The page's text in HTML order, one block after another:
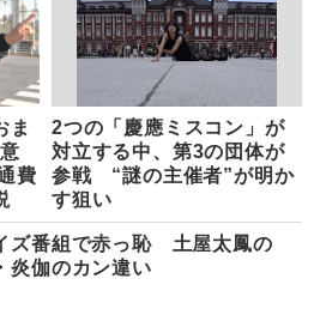
ま
費
2つの「慶應ミスコン」が
対立する中、第3の団体が
参戦 “謎の主催者”が明か
す狙い
ズ番組で赤っ恥 土屋太鳳の
炎伽のカン違い